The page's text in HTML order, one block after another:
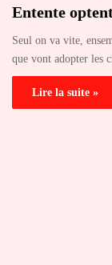
Entente
Seul on va vite,
que vont adopter les
Lire la suite »